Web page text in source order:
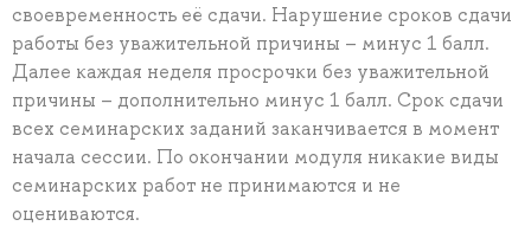
своевременность её сдачи. Нарушение сроков сдачи
работы без уважительной причины – минус 1 балл.
Далее каждая неделя просрочки без уважительной
причины – дополнительно минус 1 балл. Срок сдачи
всех семинарских заданий заканчивается в момент
начала сессии. По окончании модуля никакие виды
семинарских работ не принимаются и не
оцениваются.